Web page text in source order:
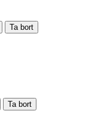
Ta bort
Ta bort